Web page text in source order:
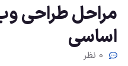
اساسی
0 نظر